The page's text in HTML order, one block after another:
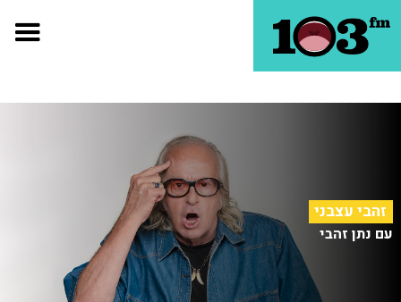
זהבי עצבני
עם נתן זהבי